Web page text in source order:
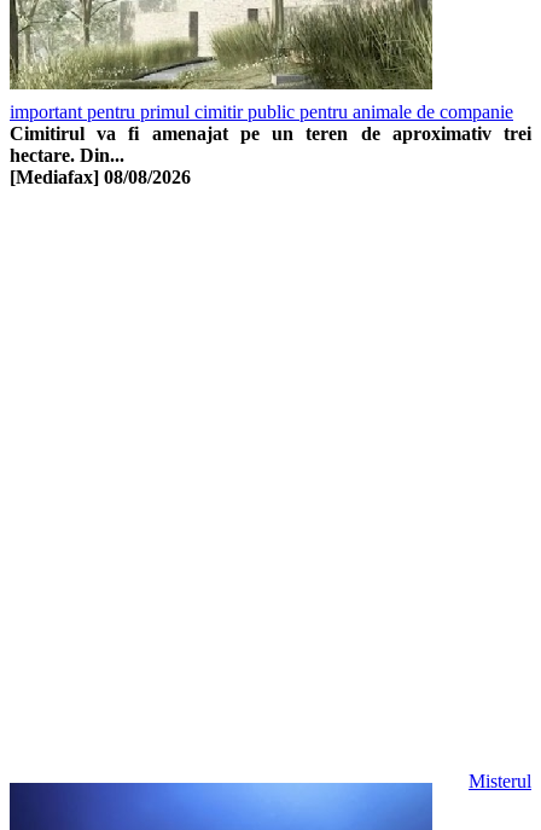
important pentru primul cimitir public pentru animale de companie
Cimitirul va fi amenajat pe un teren de aproximativ trei
hectare. Din...
[Mediafax] 08/08/2026
Misterul